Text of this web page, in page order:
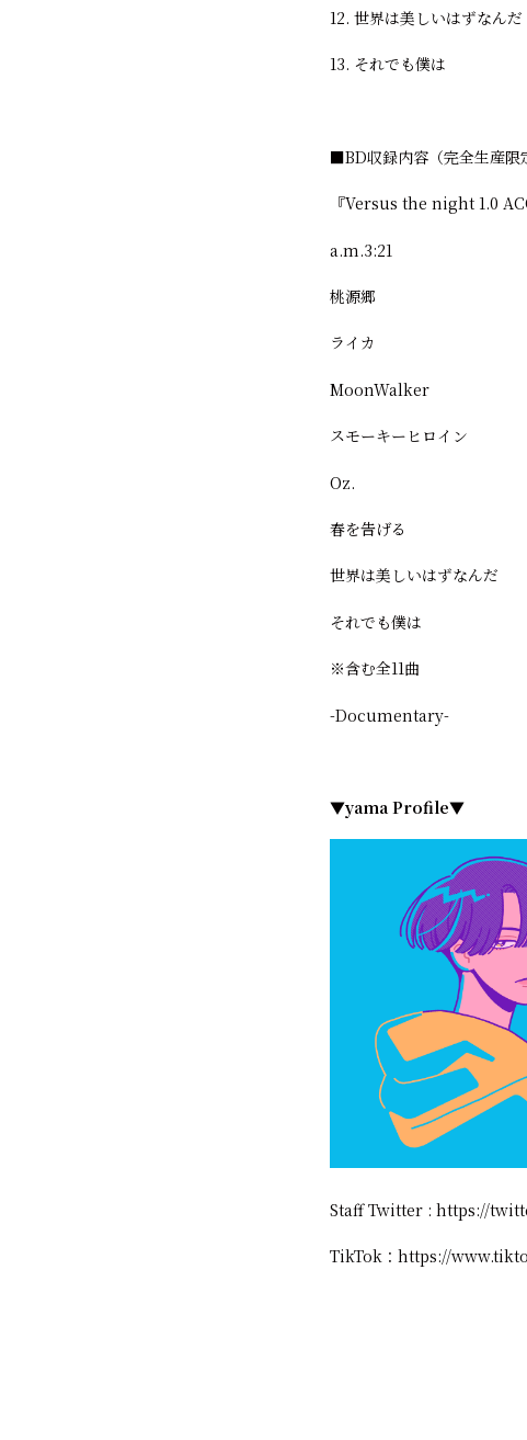
12. 世界は美しいはずなんだ
13. それでも僕は
■BD収録内容（完全生産限
『Versus the night 1.0
a.m.3:21
桃源郷
ライカ
MoonWalker
スモーキーヒロイン
Oz.
春を告げる
世界は美しいはずなんだ
それでも僕は
※含む全11曲
-Documentary-
▼yama Profile▼
Staff Twitter : https://
TikTok： https://